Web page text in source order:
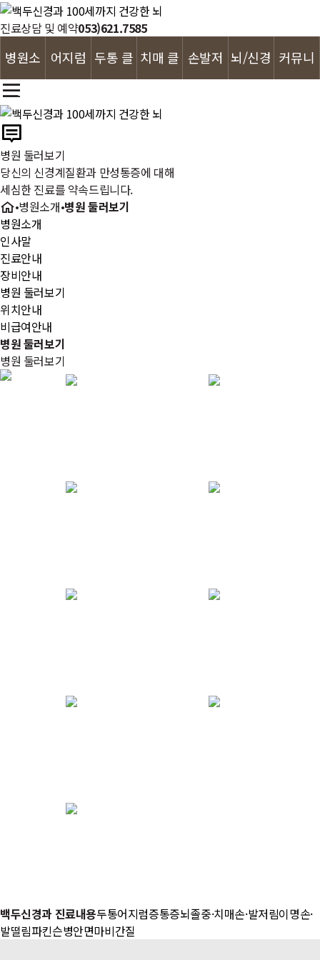
진료상담 및 예약053)621.7585
병원소
개
어지럼 두통 클 치매 클 손발저 뇌/신경 커뮤니
병원 둘러보기
당신의 신경계질환과 만성통증에 대해
세심한 진료를 약속드립니다.
•병원소개•병원 둘러보기
병원소개
인사말
진료안내
장비안내
병원 둘러보기
위치안내
비급여안내
병원 둘러보기
병원 둘러보기
백두신경과 진료내용두통어지럼증통증뇌졸중·치매손·발저림이명손·
발떨림파킨슨병안면마비간질